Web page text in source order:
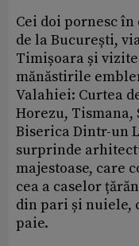
Cei doi pornesc
de la București,
Timișoara și
mănăstirile
Valahiei: Curtea
Horezu, Tismana,
Biserica Dintr-un
surprinde
majestoase, care
cea a caselor
din pari și nuiele,
paie.